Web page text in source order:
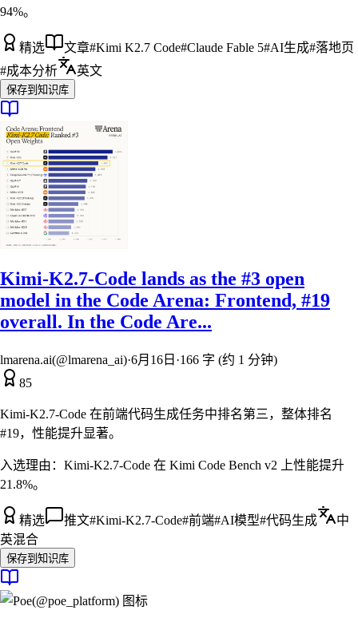
94%。
精选 文章#Kimi K2.7 Code#Claude Fable 5#AI生成#落地页
#成本分析 英文
保存到知识库
Kimi-K2.7-Code lands as the #3 open
model in the Code Arena: Frontend, #19
overall. In the Code Are...
lmarena.ai(@lmarena_ai)·6月16日 ·166 字 (约 1 分钟)
85
Kimi-K2.7-Code 在前端代码生成任务中排名第三，整体排名
#19，性能提升显著。
入选理由： Kimi-K2.7-Code 在 Kimi Code Bench v2 上性能提升
21.8%。
精选 推文#Kimi-K2.7-Code#前端#AI模型#代码生成
中
英混合
保存到知识库